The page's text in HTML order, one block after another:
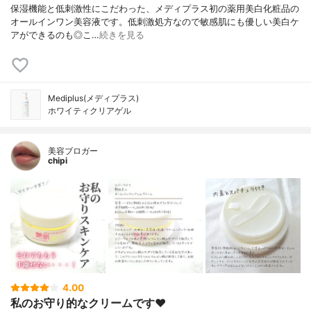
保湿機能と低刺激性にこだわった、メディプラス初の薬用美白化粧品の
オールインワン美容液です。低刺激処方なので敏感肌にも優しい美白ケ
アができるのも◎こ…続きを見る
Mediplus(メディプラス)
ホワイティクリアゲル
美容ブロガー
chipi
4.00
私のお守り的なクリームです♥